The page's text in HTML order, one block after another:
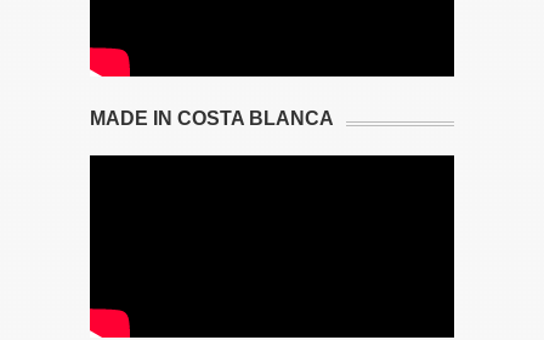
MADE IN COSTA BLANCA